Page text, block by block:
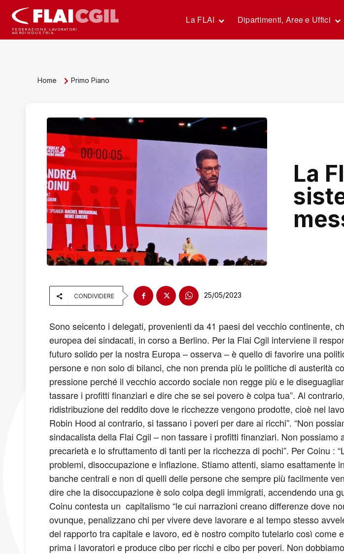
FEDERAZIONE LAVORATORI
AGROINDUSTRIA
La FLAI Dipartimenti, Aree e Uffici
Home Primo Piano
La
CONDIVIDERE 25/05/2023
Sono seicento i delegati, provenienti da 41 paesi del vecchio continente,
europea dei sindacati, in corso a Berlino. Per la Flai Cgil interviene il
futuro solido per la nostra Europa – osserva – è quello di favorire una
persone e non solo di bilanci, che non prenda più le politiche di austerità
pressione perché il vecchio accordo sociale non regge più e le
tassare i profitti finanziari e dire che se sei povero è colpa tua”. Al
ridistribuzione del reddito dove le ricchezze vengono prodotte, cioè nel
Robin Hood al contrario, si tassano i poveri per dare ai ricchi”. “Non
sindacalista della Flai Cgil – non tassare i profitti finanziari. Non
precarietà e lo sfruttamento di tanti per la ricchezza di pochi”. Per Coinu :
problemi, disoccupazione e inflazione. Stiamo attenti, siamo
banche centrali e non di quelli delle persone che sempre più facilmente
dire che la disoccupazione è solo colpa degli immigrati, accendendo una
Coinu contesta un capitalismo “le cui narrazioni creano differenze dove
ovunque, penalizzano chi per vivere deve lavorare e al tempo stesso
del rapporto tra capitale e lavoro, ed è nostro compito tutelarlo così come
prima i lavoratori e produce cibo per ricchi e cibo per poveri. Non